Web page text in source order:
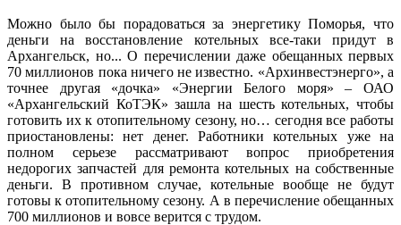
Можно было бы порадоваться за энергетику Поморья, что
деньги на восстановление котельных все-таки придут в
Архангельск, но... О перечислении даже обещанных первых
70 миллионов пока ничего не известно. «Архинвестэнерго», а
точнее другая «дочка» «Энергии Белого моря» – ОАО
«Архангельский КоТЭК» зашла на шесть котельных, чтобы
готовить их к отопительному сезону, но… сегодня все работы
приостановлены: нет денег. Работники котельных уже на
полном серьезе рассматривают вопрос приобретения
недорогих запчастей для ремонта котельных на собственные
деньги. В противном случае, котельные вообще не будут
готовы к отопительному сезону. А в перечисление обещанных
700 миллионов и вовсе верится с трудом.